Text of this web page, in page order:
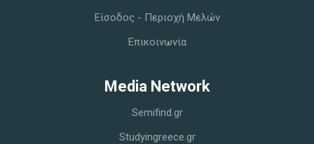
Είσοδος - Περιοχή Μελών
Επικοινωνία
Media Network
Semifind.gr
Studyingreece.gr